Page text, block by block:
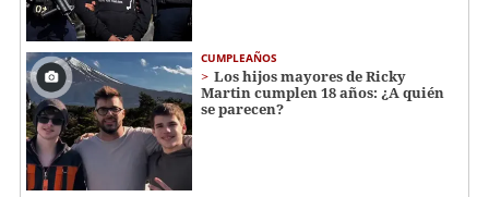
CUMPLEAÑOS
Los hijos mayores de Ricky
Martin cumplen 18 años: ¿A quién
se parecen?